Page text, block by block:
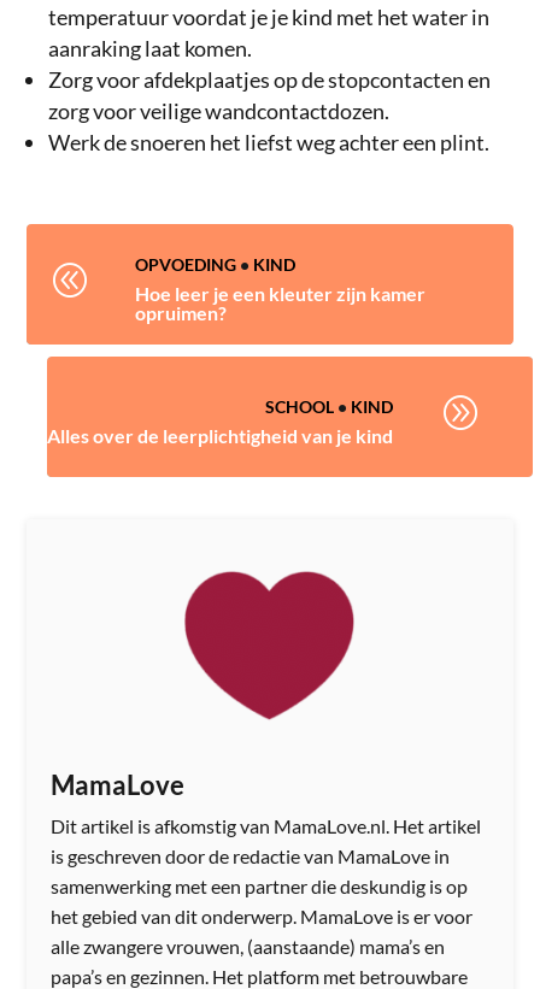
temperatuur voordat je je kind met het water in
aanraking laat komen.
Zorg voor afdekplaatjes op de stopcontacten en
zorg voor veilige wandcontactdozen.
Werk de snoeren het liefst weg achter een plint.
@ OPVOEDING • KIND
Hoe leer je een kleuter zijn kamer
opruimen?
SCHOOL• KIND
Alles over de leerplichtigheid van je kind
A
MamaLove
Dit artikel is afkomstig van MamaLove.nl. Het artikel
is geschreven door de redactie van MamaLove in
samenwerking met een partner die deskundig is op
het gebied van dit onderwerp. MamaLove is er voor
alle zwangere vrouwen, (aanstaande) mama’s en
papa’s en gezinnen. Het platform met betrouwbare